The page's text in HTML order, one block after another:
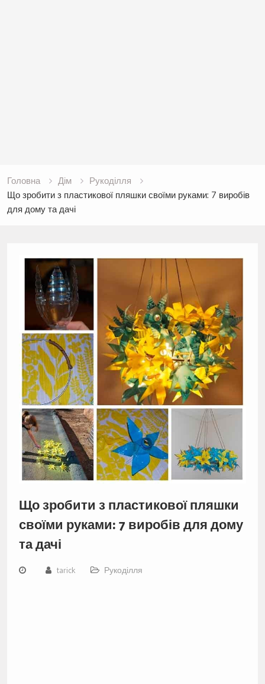
Головна Дім
Рукоділля
Що зробити з пластикової пляшки своїми руками: 7 виробів
для дому та дачі
Що зробити з пластикової пляшки
своїми руками: 7 виробів для дому
та дачі
tarick Рукоділля